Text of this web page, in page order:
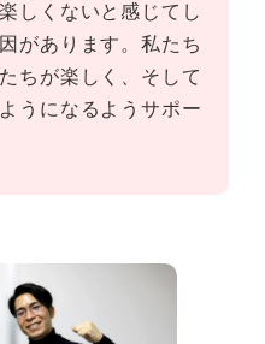
しくないと感じてし
があります。私たち
ちが楽しく、そして
うになるようサポー